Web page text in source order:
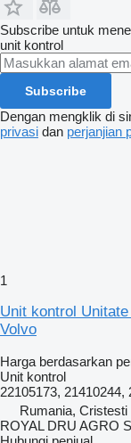
Subscribe untuk
unit kontrol
Subscribe
Dengan mengklik di
privasi dan perjanjian
1
Unit kontrol
Volvo
Harga berdasarkan
Unit kontrol
22105173, 21410244,
Rumania, Cristesti
ROYAL DRU AGRO